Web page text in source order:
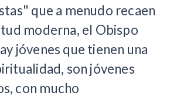
que a menudo recaen
moderna, el Obispo
jóvenes que tienen una
son jóvenes
con mucho